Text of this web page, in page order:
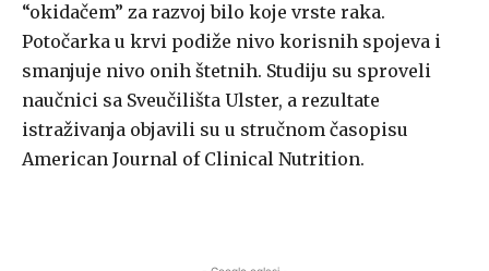
“okidačem” za razvoj bilo koje vrste raka.
Potočarka u krvi podiže nivo korisnih spojeva i
smanjuje nivo onih štetnih. Studiju su sproveli
naučnici sa Sveučilišta Ulster, a rezultate
istraživanja objavili su u stručnom časopisu
American Journal of Clinical Nutrition.